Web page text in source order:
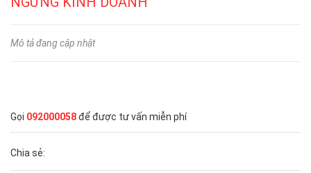
Mô tả đang cập nhật
Gọi 092000058để được tư vấn miễn phí
Chia sẻ: